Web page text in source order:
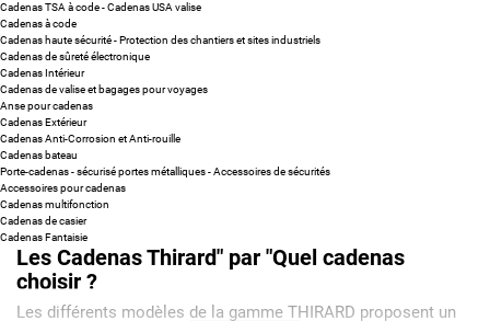
Cadenas TSA à code - Cadenas USA valise
Cadenas à code
Cadenas haute sécurité - Protection des chantiers et sites industriels
Cadenas de sûreté électronique
Cadenas Intérieur
Cadenas de valise et bagages pour voyages
Anse pour cadenas
Cadenas Extérieur
Cadenas Anti-Corrosion et Anti-rouille
Cadenas bateau
Porte-cadenas - sécurisé portes métalliques - Accessoires de sécurités
Accessoires pour cadenas
Cadenas multifonction
Cadenas de casier
Cadenas Fantaisie
Les Cadenas Thirard" par "Quel cadenas
choisir ?
Les différents modèles de la gamme THIRARD proposent un